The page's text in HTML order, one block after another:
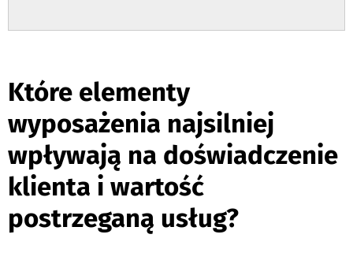
Które elementy
wyposażenia najsilniej
wpływają na doświadczenie
klienta i wartość
postrzeganą usług?